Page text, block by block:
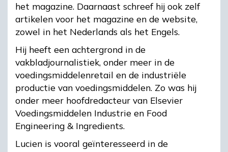
het magazine. Daarnaast schreef hij ook zelf
artikelen voor het magazine en de website,
zowel in het Nederlands als het Engels.
Hij heeft een achtergrond in de
vakbladjournalistiek, onder meer in de
voedingsmiddelenretail en de industriële
productie van voedingsmiddelen. Zo was hij
onder meer hoofdredacteur van Elsevier
Voedingsmiddelen Industrie en Food
Engineering & Ingredients.
Lucien is vooral geïnteresseerd in de